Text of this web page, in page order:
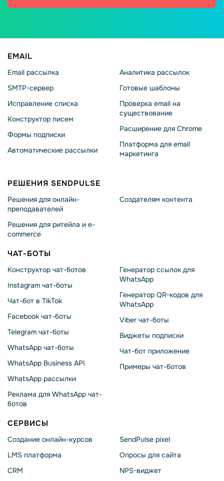
EMAIL
Email рассылка
SMTP-сервер
Исправление списка
Конструктор писем
Формы подписки
Автоматические рассылки
Аналитика рассылок
Готовые шаблоны
Проверка email на
существование
Расширение для Chrome
Платформа для email
маркетинга
РЕШЕНИЯ SENDPULSE
Решения для онлайн-
преподавателей
Решения для ритейла и e-
commerce
Создателям контента
ЧАТ-БОТЫ
Конструктор чат-ботов
Instagram чат-боты
Чат-бот в TikTok
Facebook чат-боты
Telegram чат-боты
WhatsApp чат-боты
WhatsApp Business API
WhatsApp рассылки
Реклама для WhatsApp чат-
ботов
Генератор ссылок для
WhatsApp
Генератор QR-кодов для
WhatsApp
Viber чат-боты
Виджеты подписки
Чат-бот приложение
Примеры чат-ботов
СЕРВИСЫ
Создание онлайн-курсов
LMS платформа
CRM
SendPulse pixel
Опросы для сайта
NPS-виджет